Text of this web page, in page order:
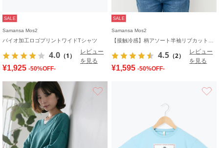
SALE
Samansa Mos2
バイオ加工ロゴプリントワイドTシャツ
4.0 （1）
レビュー
を見る
¥1,925 -50%OFF-
SALE
Samansa Mos2
4.5 （2）
レビュー
を見る
¥1,595 -50%OFF-